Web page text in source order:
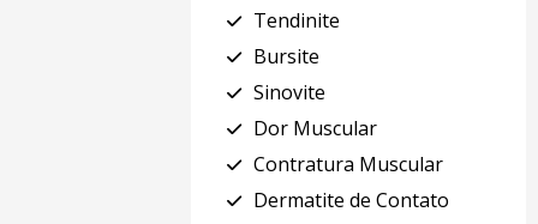
Tendinite
Bursite
Sinovite
Dor Muscular
Contratura Muscular
Dermatite de Contato